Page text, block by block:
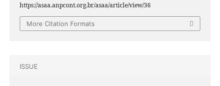
https://asaa.anpcont.org.br/asaa/article/view/36
More Citation Formats
ISSUE